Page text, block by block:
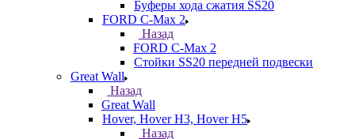
Буферы хода сжатия SS20
FORD C-Max 2
Назад
FORD C-Max 2
Стойки SS20 передней подвески
Great Wall
Назад
Great Wall
Hover, Hover H3, Hover H5
Назад